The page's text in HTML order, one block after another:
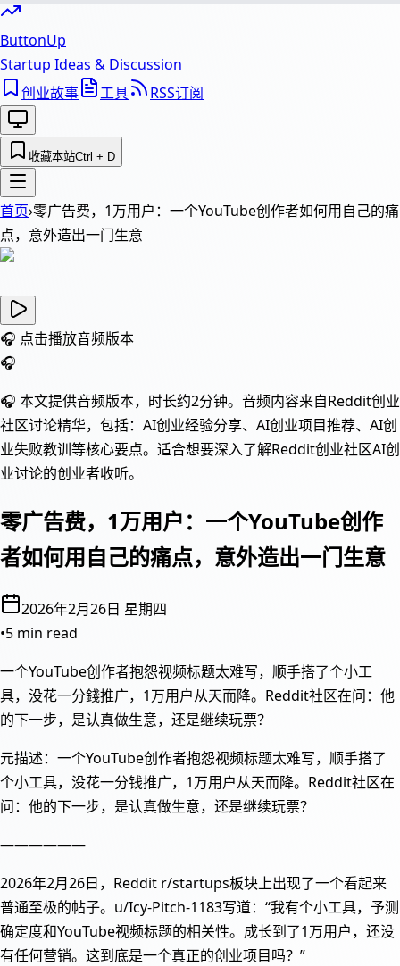
ButtonUp
Startup Ideas & Discussion
创业故事
工具 RSS订阅
收藏本站Ctrl + D
首页›零广告费，1万用户：一个YouTube创作者如何用自己的痛
点，意外造出一门生意
🎧 点击播放音频版本
🎧
🎧 本文提供音频版本，时长约2分钟。音频内容来自Reddit创业
社区讨论精华，包括：AI创业经验分享、AI创业项目推荐、AI创
业失败教训等核心要点。适合想要深入了解Reddit创业社区AI创
业讨论的创业者收听。
零广告费，1万用户：一个YouTube创作
者如何用自己的痛点，意外造出一门生意
2026年2月26日 星期四
•5 min read
一个YouTube创作者抱怨视频标题太难写，顺手搭了个小工
具，没花一分錢推广，1万用户从天而降。Reddit社区在问：他
的下一步，是认真做生意，还是继续玩票？
元描述：一个YouTube创作者抱怨视频标题太难写，顺手搭了
个小工具，没花一分钱推广，1万用户从天而降。Reddit社区在
问：他的下一步，是认真做生意，还是继续玩票？
——————
2026年2月26日，Reddit r/startups板块上出现了一个看起来
普通至极的帖子。u/Icy-Pitch-1183写道：“我有个小工具，予测
确定度和YouTube视频标题的相关性。成长到了1万用户，还没
有任何营销。这到底是一个真正的创业项目吗？”